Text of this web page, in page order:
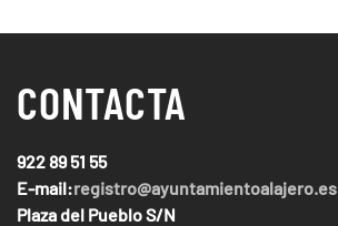
CONTACTA
922 89 51 55
E-mail:registro@ayuntamientoalajero.es
Plaza del Pueblo S/N